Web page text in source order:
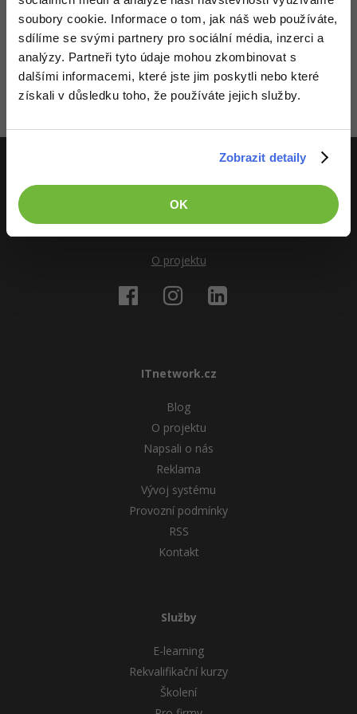
soubory cookie. Informace o tom, jak náš web používáte,
sdílíme se svými partnery pro sociální média, inzerci a
analýzy. Partneři tyto údaje mohou zkombinovat s
dalšími informacemi, které jste jim poskytli nebo které
získali v důsledku toho, že používáte jejich služby.
Zobrazit detaily
OK
Copywriter
WordPress specialista
SEO specialista
Algoritmy -41%
Umělá inteligence (AI) -10%
Fórum
Time management
Windows
Kybernetická bezpečnost
Elektronický podpis
Ostatní
Fórum
Děláme co je v našich silách, aby byly zdejší diskuze co
nejkvalitnější. Proto do nich také mohou přispívat pouze
registrovaní členové. Pro zapojení do diskuze sepřihlas
Pokud ještě nemáš účet,zaregistruj se, je to zdarma.
O projektu
ITnetwork.cz
Blog
O projektu
Napsali o nás
Reklama
Vývoj systému
Provozní podmínky
RSS
Kontakt
Služby
E-learning
Rekvalifikační kurzy
Školení